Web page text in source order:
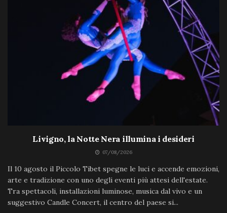
Livigno, la Notte Nera illumina i desideri
07/08/2026
Il 10 agosto il Piccolo Tibet spegne le luci e accende emozioni,
arte e tradizione con uno degli eventi più attesi dell'estate.
Tra spettacoli, installazioni luminose, musica dal vivo e un
suggestivo Candle Concert, il centro del paese si...